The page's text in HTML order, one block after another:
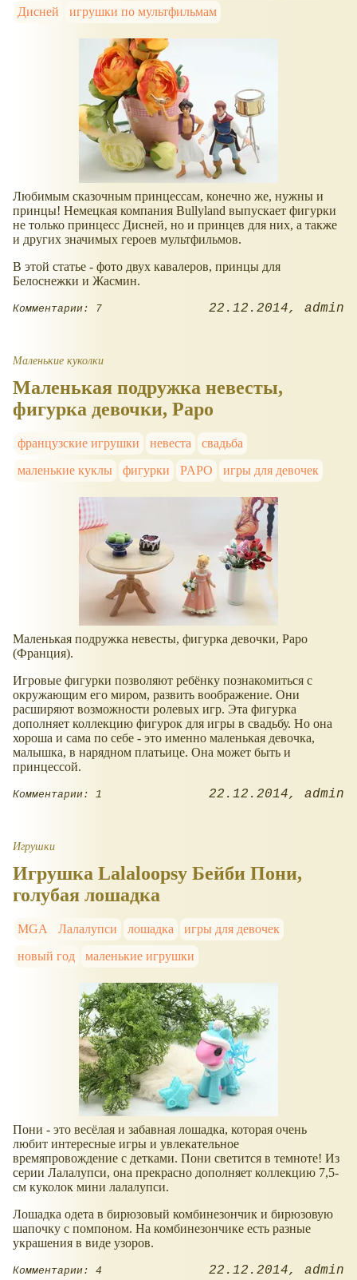
Дисней
игрушки по мультфильмам
Любимым сказочным принцессам, конечно же, нужны и
принцы! Немецкая компания Bullyland выпускает фигурки
не только принцесс Дисней, но и принцев для них, а также
и других значимых героев мультфильмов.
В этой статье - фото двух кавалеров, принцы для
Белоснежки и Жасмин.
Комментарии: 7 22.12.2014 admin
Маленькие куколки
Маленькая подружка невесты,
фигурка девочки, Papo
французские игрушки невеста
свадьба
маленькие куклы
фигурки PAPO игры для девочек
Маленькая подружка невесты, фигурка девочки, Papo
(Франция).
Игровые фигурки позволяют ребёнку познакомиться с
окружающим его миром, развить воображение. Они
расширяют возможности ролевых игр. Эта фигурка
дополняет коллекцию фигурок для игры в свадьбу. Но она
хороша и сама по себе - это именно маленькая девочка,
малышка, в нарядном платьице. Она может быть и
принцессой.
Комментарии: 1 22.12.2014 admin
Игрушки
Игрушка Lalaloopsy Бейби Пони,
голубая лошадка
MGA Лалалупси лошадка
игры для девочек
новый год
маленькие игрушки
Пони - это весёлая и забавная лошадка, которая очень
любит интересные игры и увлекательное
времяпровождение с детками. Пони светится в темноте! Из
серии Лалалупси, она прекрасно дополняет коллекцию 7,5-
см куколок мини лалалупси.
Лошадка одета в бирюзовый комбинезончик и бирюзовую
шапочку с помпоном. На комбинезончике есть разные
украшения в виде узоров.
Комментарии: 4 22.12.2014 admin